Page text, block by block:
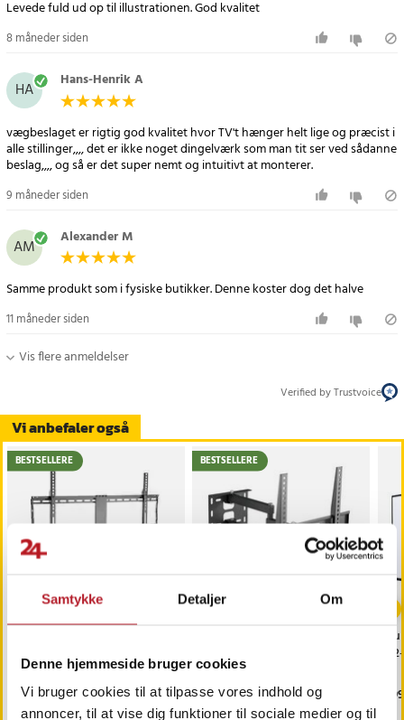
Samtykke Detaljer Om
Denne hjemmeside bruger cookies
Vi bruger cookies til at tilpasse vores indhold og
annoncer, til at vise dig funktioner til sociale medier og til
Vi anbefaler også
BESTSELLERE
70kg
Pris :169 kr.
169 kr.
Findes på lager, Leveres i løbet af 1-2 hverdage
BESTSELLERE
bevægelse 32-55" max 35
kg
Pris:169 kr.
169 kr.
Findes på lager, Leveres i løbet af 1-2
Levede fuld ud op til illustrationen. God kvalitet
8 måneder siden
HA Hans-Henrik A
vægbeslaget er rigtig god kvalitet hvor TV't hænger helt lige og præcist i
alle stillinger,,,, det er ikke noget dingelværk som man tit ser ved sådanne
beslag,,,, og så er det super nemt og intuitivt at monterer.
9 måneder siden
AM Alexander M
Samme produkt som i fysiske butikker. Denne koster dog det halve
11 måneder siden
Vis flere anmeldelser
Verified by Trustvoice